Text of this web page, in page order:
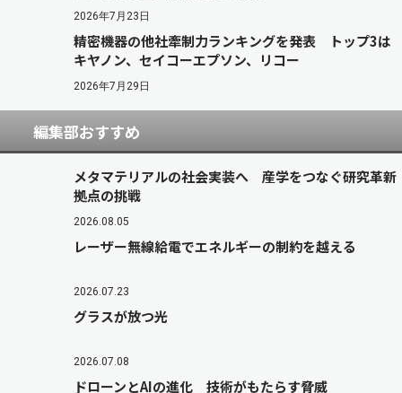
2026年7月23日
精密機器の他社牽制力ランキングを発表 トップ3は
キヤノン、セイコーエプソン、リコー
2026年7月29日
編集部おすすめ
メタマテリアルの社会実装へ 産学をつなぐ研究革新
拠点の挑戦
2026.08.05
レーザー無線給電でエネルギーの制約を越える
2026.07.23
グラスが放つ光
2026.07.08
ドローンとAIの進化 技術がもたらす脅威